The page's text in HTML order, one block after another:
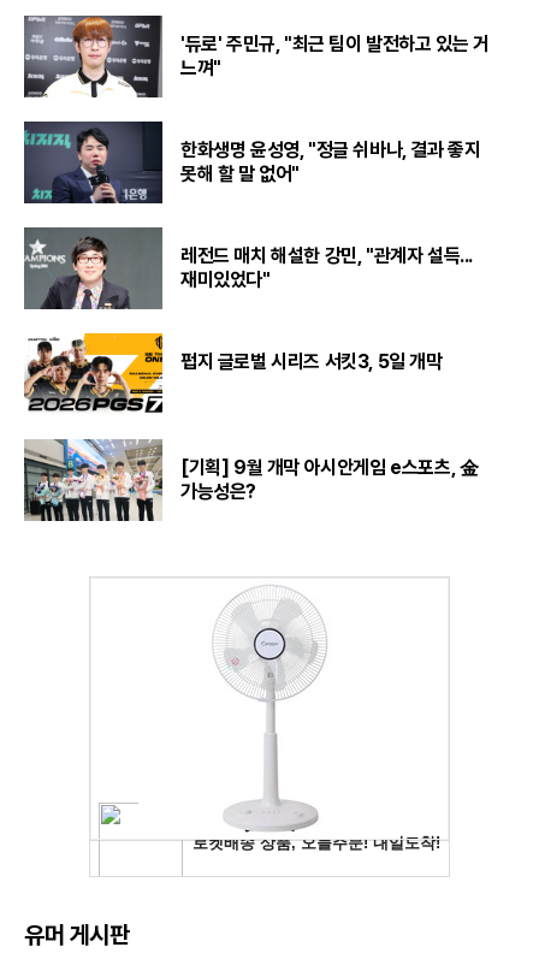
'듀로' 주민규, "최근 팀이 발전하고 있는 거
느껴"
한화생명 윤성영, "정글 쉬바나, 결과 좋지
못해 할 말 없어"
레전드 매치 해설한 강민, "관계자 설득...
재미있었다"
펍지 글로벌 시리즈 서킷3, 5일 개막
[기획] 9월 개막 아시안게임 e스포츠, 金
가능성은?
유머 게시판